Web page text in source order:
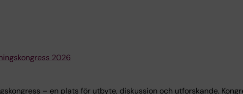
2026
– en plats för utbyte, diskussion och utforskande.